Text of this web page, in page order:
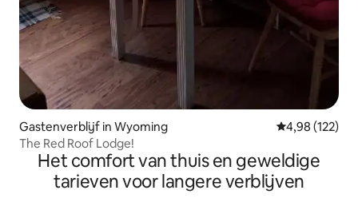
Gastenverblijf in Wyoming Gemiddelde
4,98 (122)
The Red Roof Lodge!
Het comfort van thuis en geweldige
tarieven voor langere verblijven